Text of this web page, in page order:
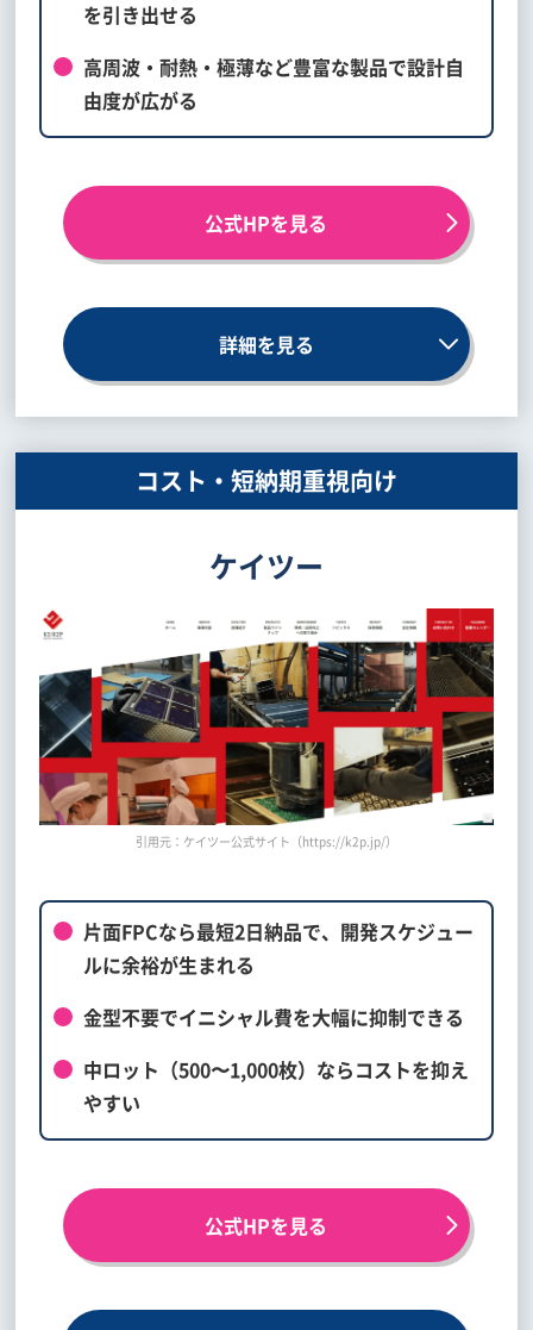
を引き出せる
高周波・耐熱・極薄など豊富な製品で設計自
由度が広がる
公式HPを見る
詳細を見る
コスト・短納期重視向け
ケイツー
引用元：ケイツー公式サイト（https://k2p.jp/）
片面FPCなら最短2日納品で、開発スケジュー
ルに余裕が生まれる
金型不要でイニシャル費を大幅に抑制できる
中ロット（500〜1,000枚）ならコストを抑え
やすい
公式HPを見る